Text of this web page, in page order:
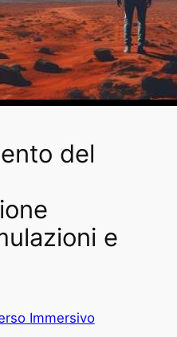
del
e
Immersivo